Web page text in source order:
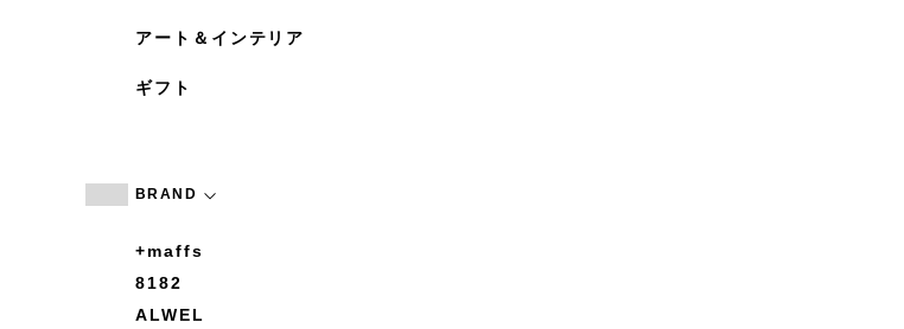
アート＆インテリア
ギフト
BRAND
+maffs
8182
ALWEL